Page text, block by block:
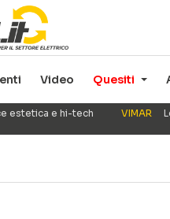
Video Quesiti
estetica e hi-tech VIMAR